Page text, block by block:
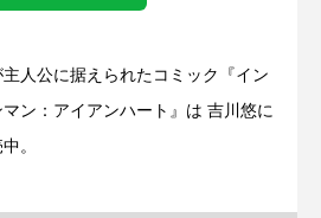
人公に据えられたコミック『イン
ン：アイアンハート』は 吉川悠に
。